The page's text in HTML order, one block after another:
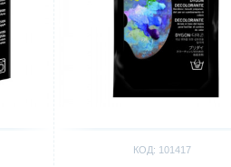
КОД: 101417